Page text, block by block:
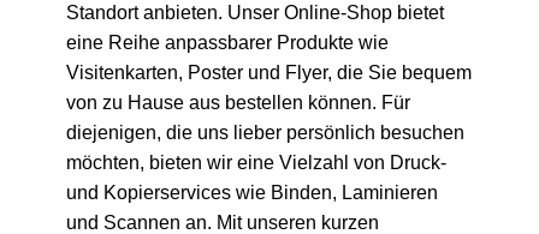
Standort anbieten. Unser Online-Shop bietet
eine Reihe anpassbarer Produkte wie
Visitenkarten, Poster und Flyer, die Sie bequem
von zu Hause aus bestellen können. Für
diejenigen, die uns lieber persönlich besuchen
möchten, bieten wir eine Vielzahl von Druck-
und Kopierservices wie Binden, Laminieren
und Scannen an. Mit unseren kurzen